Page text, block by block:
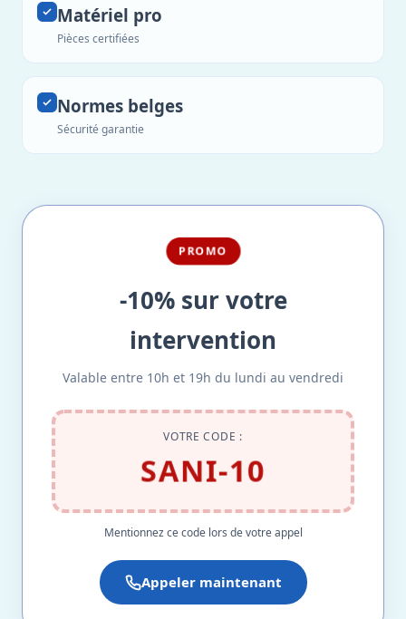
Matériel pro
Pièces certifiées
Normes belges
Sécurité garantie
PROMO
-10% sur votre
intervention
Valable entre 10h et 19h du lundi au vendredi
VOTRE CODE :
SANI-10
Mentionnez ce code lors de votre appel
Appeler maintenant